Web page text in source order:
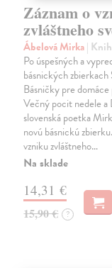
Záznam o
zvláštneho
Ábelová Mirka|
Po úspešných a
básnických
Básničky pre
Večný pocit nedele a
slovenská poetka
novú básnickú
vzniku zvláštneho…
Na sklade
14,31 €
15,90 € ?